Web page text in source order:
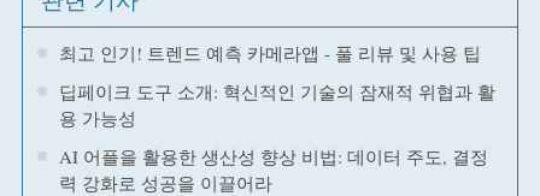
최고 인기! 트렌드 예측 카메라앱 - 풀 리뷰 및 사용 팁
딥페이크 도구 소개: 혁신적인 기술의 잠재적 위협과 활
용 가능성
AI 어플을 활용한 생산성 향상 비법: 데이터 주도, 결정
력 강화로 성공을 이끌어라